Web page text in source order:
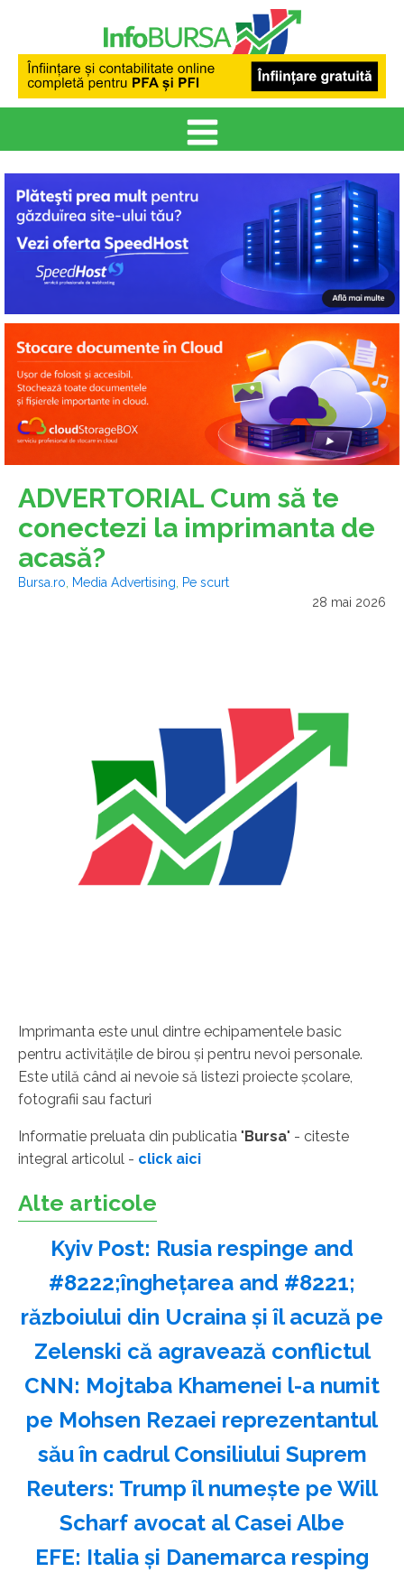
ADVERTORIAL Cum să te
conectezi la imprimanta de
acasă?
Bursa.ro Media Advertising
Pe scurt
28 mai 2026
Imprimanta este unul dintre echipamentele basic
pentru activităţile de birou şi pentru nevoi personale.
Este utilă când ai nevoie să listezi proiecte şcolare,
fotografii sau facturi
Informatie preluata din publicatia "Bursa" - citeste
integral articolul - click aici
Alte articole
Kyiv Post: Rusia respinge and
#8222;îngheţarea and #8221;
războiului din Ucraina şi îl acuză pe
Zelenski că agravează conflictul
CNN: Mojtaba Khamenei l-a numit
pe Mohsen Rezaei reprezentantul
său în cadrul Consiliului Suprem
Reuters: Trump îl numeşte pe Will
Scharf avocat al Casei Albe
EFE: Italia şi Danemarca resping